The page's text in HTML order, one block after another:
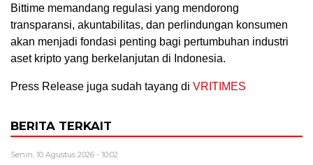
Bittime memandang regulasi yang mendorong
transparansi, akuntabilitas, dan perlindungan konsumen
akan menjadi fondasi penting bagi pertumbuhan industri
aset kripto yang berkelanjutan di Indonesia.
Press Release juga sudah tayang di VRITIMES
BERITA TERKAIT
Senin, 10 Agustus 2026 - 10:02